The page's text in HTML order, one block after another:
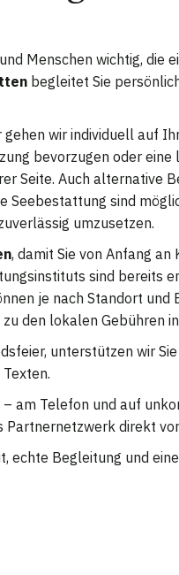
Menschen wichtig, die
begleitet Sie
wir individuell auf
bevorzugen oder
Seite. Auch alternative
Seebestattung sind
umzusetzen.
, damit Sie von Anfang
sind bereits
je nach Standort und
den lokalen Gebühren
unterstützen wir
am Telefon und auf
direkt
echte Begleitung und